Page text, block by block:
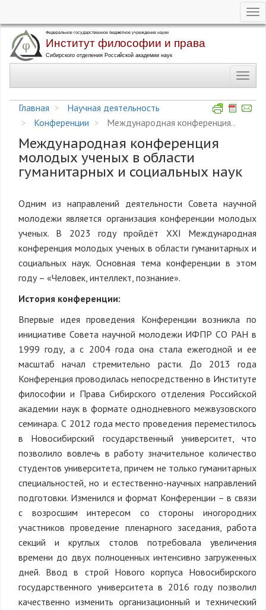
Перейти
основному
Главная
Научная деятельность
Конференции
Международная конференция..
Международная конференция
молодых ученых в области
гуманитарных и социальных наук
Одним из направлений деятельности Совета научной
молодежи является организация конференции молодых
ученых. В 2023 году пройдёт XXI Международная
конференция молодых ученых в области гуманитарных и
социальных наук. Основная тема конференции в этом
году – «Человек, интеллект, познание».
История конференции:
Впервые идея проведения Конференции возникла по
инициативе Совета научной молодежи ИФПР СО РАН в
1999 году, а с 2004 года она стала ежегодной и ее
масштаб начал стремительно расти. До 2013 года
Конференция проводилась непосредственно в Институте
философии и Права Сибирского отделения Российской
академии наук в формате однодневного межвузовского
семинара. С 2012 года место проведения переместилось
в Новосибирский государственный университет, что
позволило вовлечь в работу значительное количество
студентов университета, причем не только гуманитарных
специальностей, но и естественно-научных направлений
подготовки. Изменился и формат Конференции – в связи
с возросшим интересом со стороны иногородних
участников проведение пленарного заседания, работа
секций и круглых столов потребовала увеличения
времени до двух полноценных интенсивно загруженных
дней. Ввод в строй Нового корпуса Новосибирского
государственного университета в 2016 году позволил
качественно изменить организационный и технический